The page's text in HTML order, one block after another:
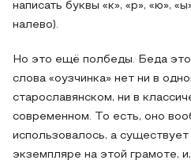
написать буквы «к», «р», «ю»,
налево).
Но это ещё полбеды. Беда
слова «оузчинка» нет ни в
старославянском, ни в
современном. То есть, оно
использовалось, а
экземпляре на этой грамоте,